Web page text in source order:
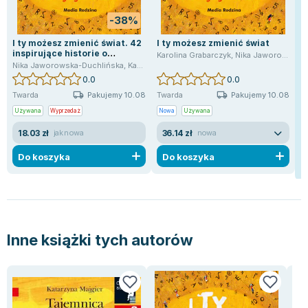
Zygmunt Freud
Agata Passent
Michel Moran
Maciej Orłoś
Jo Nesbo
Katarzyna Miller
Lew Tołstoj
Mark Twain
Piotr Latocha
Piotr Semka
Jarosław Iwaszkiewicz
-38%
I ty możesz zmienić świat. 42
inspirujące historie o
niezwykłych dzieciach
Nika Jaworowska-Duchlińska, Karolina Grabarczyk
0.0
Twarda Pakujemy 10.08
Używana Wyprzedaż
18.03 zł jak nowa
Do koszyka
I ty możesz zmienić świat
Karolina Grabarczyk, Nika Jaworowska-Duchlińska
0.0
Twarda Pakujemy 10.08
Nowa Używana
36.14 zł nowa
Do koszyka
Inne książki tych autorów